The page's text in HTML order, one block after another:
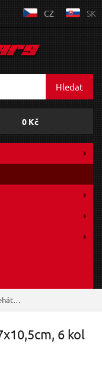
CZ SK
Hledat
0 Kč
Stoličky, stojany a lehátka
6 kol